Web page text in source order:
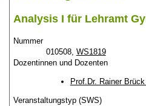
Analysis I für Lehramt
Nummer
010508, WS1819
Dozentinnen und Dozenten
Prof.Dr. Rainer
Veranstaltungstyp (SWS)